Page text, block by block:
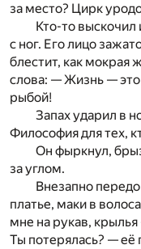
за место? Цирк
Кто-то выскочил
с ног. Его лицо
блестит, как мокрая
слова: — Жизнь — это
рыбой!
Запах ударил в
Философия для тех,
Он фыркнул,
за углом.
Внезапно
платье, маки в
мне на рукав,
Ты потерялась? — её